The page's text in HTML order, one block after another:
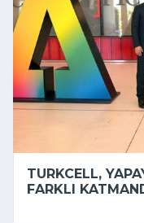
TURKCELL,
FARKLI